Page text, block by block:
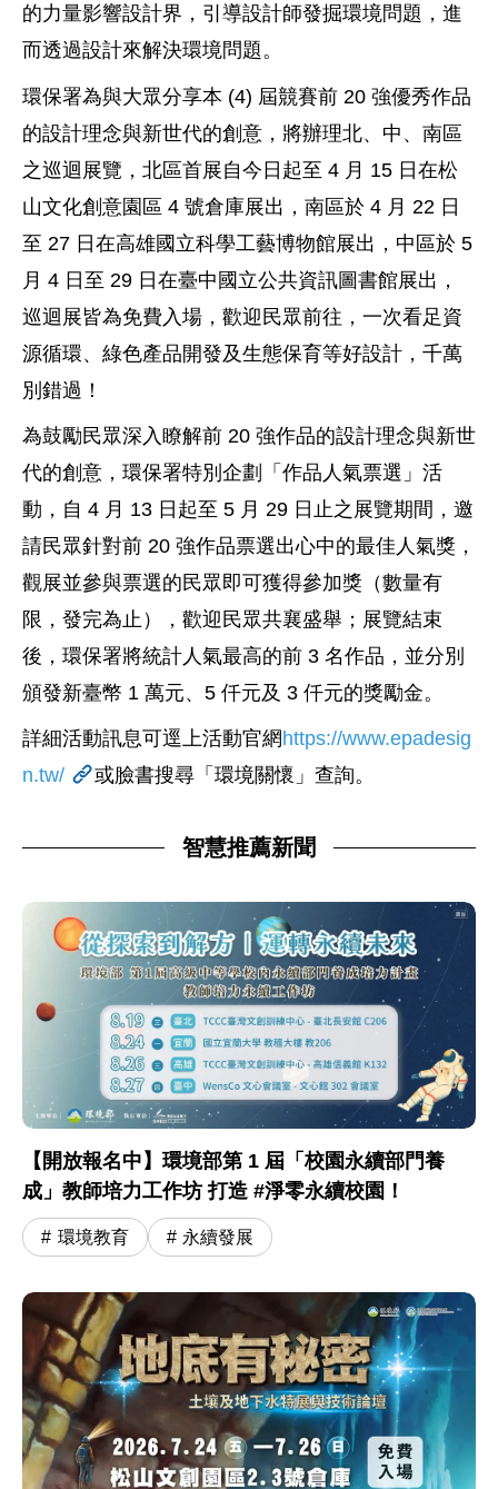
的力量影響設計界，引導設計師發掘環境問題，進
而透過設計來解決環境問題。
環保署為與大眾分享本 (4) 屆競賽前 20 強優秀作品
的設計理念與新世代的創意，將辦理北、中、南區
之巡迴展覽，北區首展自今日起至 4 月 15 日在松
山文化創意園區 4 號倉庫展出，南區於 4 月 22 日
至 27 日在高雄國立科學工藝博物館展出，中區於 5
月 4 日至 29 日在臺中國立公共資訊圖書館展出，
巡迴展皆為免費入場，歡迎民眾前往，一次看足資
源循環、綠色產品開發及生態保育等好設計，千萬
別錯過！
為鼓勵民眾深入瞭解前 20 強作品的設計理念與新世
代的創意，環保署特別企劃「作品人氣票選」活
動，自 4 月 13 日起至 5 月 29 日止之展覽期間，邀
請民眾針對前 20 強作品票選出心中的最佳人氣獎，
觀展並參與票選的民眾即可獲得參加獎（數量有
限，發完為止），歡迎民眾共襄盛舉；展覽結束
後，環保署將統計人氣最高的前 3 名作品，並分別
頒發新臺幣 1 萬元、5 仟元及 3 仟元的獎勵金。
詳細活動訊息可逕上活動官網 https://www.epadesig
n.tw/
或臉書搜尋「環境關懷」查詢。
智慧推薦新聞
【開放報名中】環境部第 1 屆「校園永續部門養
成」教師培力工作坊 打造 #淨零永續校園！
環境教育 永續發展